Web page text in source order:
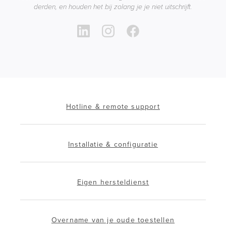
derden, en houden het bij zolang je je niet uitschrijft.
Hotline & remote support
Installatie & configuratie
Eigen hersteldienst
Overname van je oude toestellen